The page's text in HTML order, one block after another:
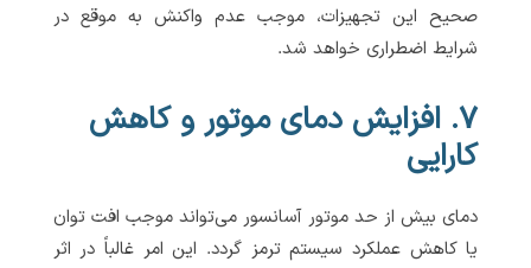
صحیح این تجهیزات، موجب عدم واکنش به موقع در
شرایط اضطراری خواهد شد.
۷. افزایش دمای موتور و کاهش
کارایی
دمای بیش از حد موتور آسانسور می‌تواند موجب افت توان
یا کاهش عملکرد سیستم ترمز گردد. این امر غالباً در اثر